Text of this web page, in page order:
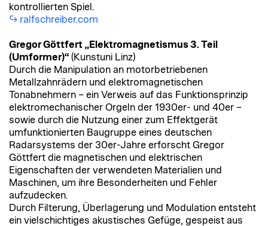
kontrollierten Spiel.
ralfschreiber.com
Gregor Göttfert „Elektromagnetismus 3. Teil
(Umformer)“ (Kunstuni Linz)
Durch die Manipulation an motorbetriebenen
Metallzahnrädern und elektromagnetischen
Tonabnehmern – ein Verweis auf das Funktionsprinzip
elektromechanischer Orgeln der 1930er- und 40er –
sowie durch die Nutzung einer zum Effektgerät
umfunktionierten Baugruppe eines deutschen
Radarsystems der 30er-Jahre erforscht Gregor
Göttfert die magnetischen und elektrischen
Eigenschaften der verwendeten Materialien und
Maschinen, um ihre Besonderheiten und Fehler
aufzudecken.
Durch Filterung, Überlagerung und Modulation entsteht
ein vielschichtiges akustisches Gefüge, gespeist aus